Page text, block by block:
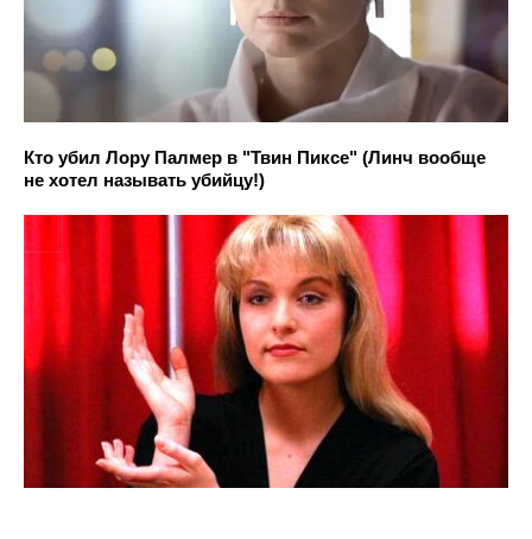
Кто убил Лору Палмер в "Твин Пиксе" (Линч вообще
не хотел называть убийцу!)